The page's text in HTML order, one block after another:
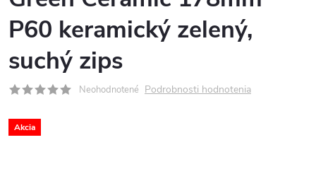
P60 keramický zelený,
suchý zips
Neohodnotené Podrobnosti hodnotenia
Akcia